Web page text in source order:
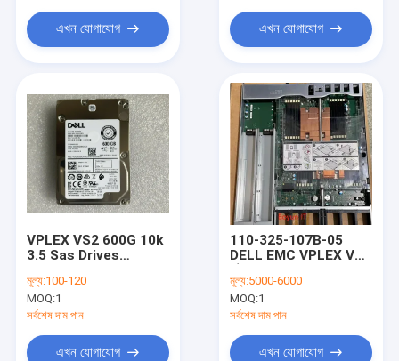
এখন যোগাযোগ এখন যোগাযোগ
VPLEX VS2 600G 10k
3.5 Sas Drives
মূল্য:100-120
MOQ:1
সর্বশেষ দাম পান
এখন যোগাযোগ
110-325-107B-05
DELL EMC VPLEX VS
6C 85w no / Mem
VPLEX DELL VS6
মূল্য:5000-6000
MOQ:1
সর্বশেষ দাম পান
এখন যোগাযোগ